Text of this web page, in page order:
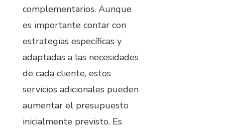
complementarios. Aunque
es importante contar con
estrategias específicas y
adaptadas a las necesidades
de cada cliente, estos
servicios adicionales pueden
aumentar el presupuesto
inicialmente previsto. Es